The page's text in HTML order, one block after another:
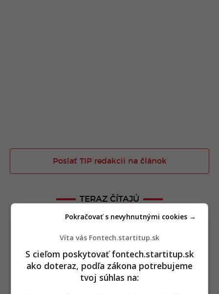
Poslať TIP redakcii na článok
TERAZ ČÍTAJÚ
Víta vás Fontech.startitup.sk
S cieľom poskytovať fontech.startitup.sk
ako doteraz, podľa zákona potrebujeme
tvoj súhlas na:
Pokračovať s nevyhnutnými cookies →